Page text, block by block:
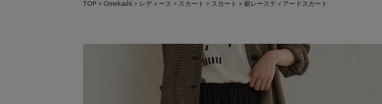
TOP > Omekashi > レディース > スカート > スカート > 裾レースティアードスカート